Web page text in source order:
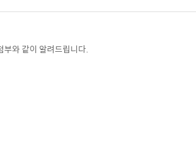
와 같이 알려드립니다.